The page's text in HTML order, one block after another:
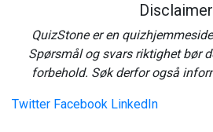
Disclaimer
QuizStone er en
Spørsmål og svars riktighet bør
forbehold. Søk derfor også
Twitter Facebook LinkedIn